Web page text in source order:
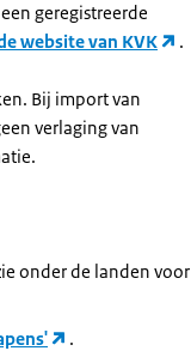
geregistreerde
website van KVK .
Bij import van
verlaging van
onder de landen voor
.